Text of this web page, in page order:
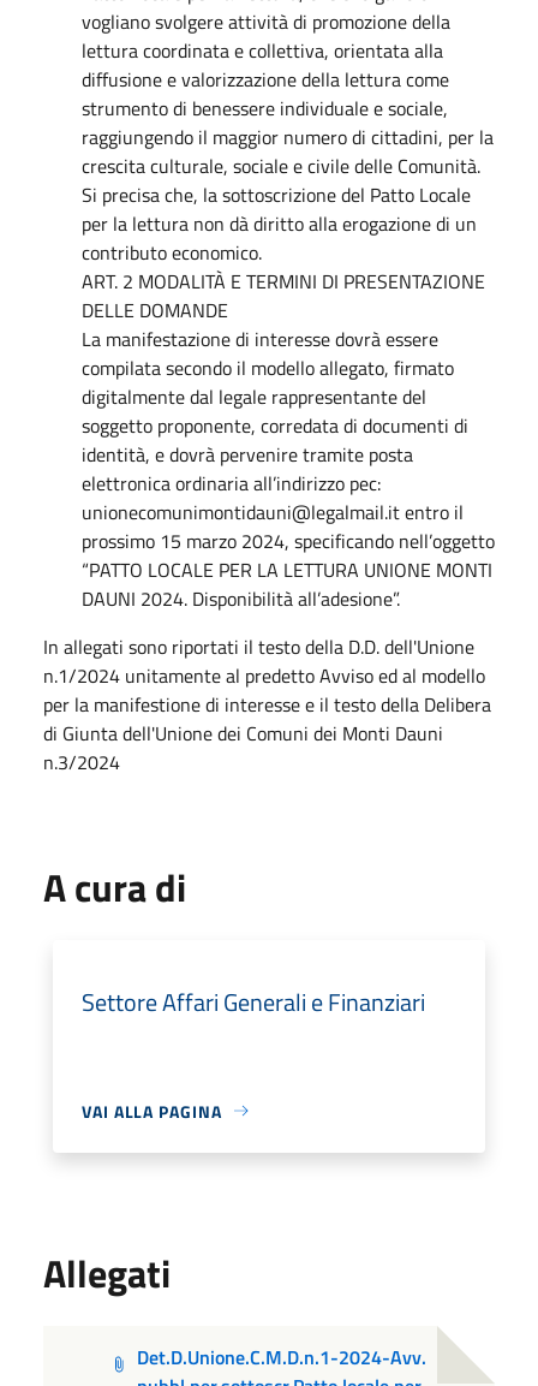
vogliano svolgere attività di promozione della
lettura coordinata e collettiva, orientata alla
diffusione e valorizzazione della lettura come
strumento di benessere individuale e sociale,
raggiungendo il maggior numero di cittadini, per la
crescita culturale, sociale e civile delle Comunità.
Si precisa che, la sottoscrizione del Patto Locale
per la lettura non dà diritto alla erogazione di un
contributo economico.
ART. 2 MODALITÀ E TERMINI DI PRESENTAZIONE
DELLE DOMANDE
La manifestazione di interesse dovrà essere
compilata secondo il modello allegato, firmato
digitalmente dal legale rappresentante del
soggetto proponente, corredata di documenti di
identità, e dovrà pervenire tramite posta
elettronica ordinaria all’indirizzo pec:
unionecomunimontidauni@legalmail.it entro il
prossimo 15 marzo 2024, specificando nell’oggetto
“PATTO LOCALE PER LA LETTURA UNIONE MONTI
DAUNI 2024. Disponibilità all’adesione”.
In allegati sono riportati il testo della D.D. dell'Unione
n.1/2024 unitamente al predetto Avviso ed al modello
per la manifestione di interesse e il testo della Delibera
di Giunta dell'Unione dei Comuni dei Monti Dauni
n.3/2024
A cura di
Settore Affari Generali e Finanziari
VAI ALLA PAGINA
Allegati
Det.D.Unione.C.M.D.n.1-2024-Avv.